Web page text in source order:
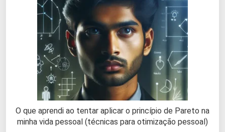
O que aprendi ao tentar aplicar o princípio de Pareto na
minha vida pessoal (técnicas para otimização pessoal)